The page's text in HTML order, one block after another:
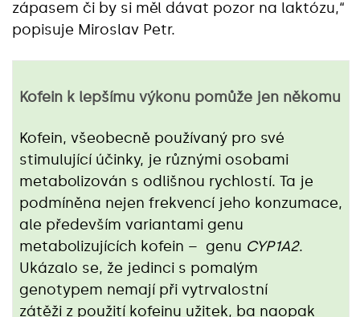
zápasem či by si měl dávat pozor na laktózu,“
popisuje Miroslav Petr.
Kofein k lepšímu výkonu pomůže jen někomu
Kofein, všeobecně používaný pro své
stimulující účinky, je různými osobami
metabolizován s odlišnou rychlostí. Ta je
podmíněna nejen frekvencí jeho konzumace,
ale především variantami genu
metabolizujících kofein – genu CYP1A2.
Ukázalo se, že jedinci s pomalým
genotypem nemají při vytrvalostní
zátěži z použití kofeinu užitek, ba naopak